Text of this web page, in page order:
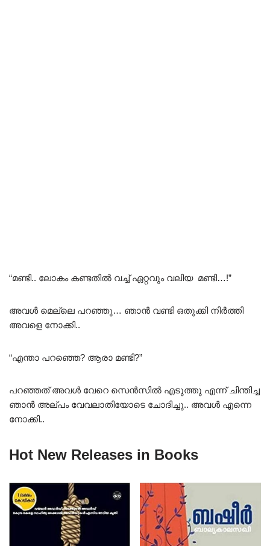
“മണ്ടി.. ലോകം കണ്ടതിൽ വച്ച് ഏറ്റവും വലിയ മണ്ടി…!”
അവൾ മെല്ലെ പറഞ്ഞു… ഞാൻ വണ്ടി ഒതുക്കി നിർത്തി
അവളെ നോക്കി..
“എന്താ പറഞ്ഞെ? ആരാ മണ്ടി?”
പറഞ്ഞത് അവൾ വേറെ സെൻസിൽ എടുത്തു എന്ന് ചിന്തിച്ച
ഞാൻ അല്പം വേവലാതിയോടെ ചോദിച്ചു.. അവൾ എന്നെ
നോക്കി..
Hot New Releases in Books